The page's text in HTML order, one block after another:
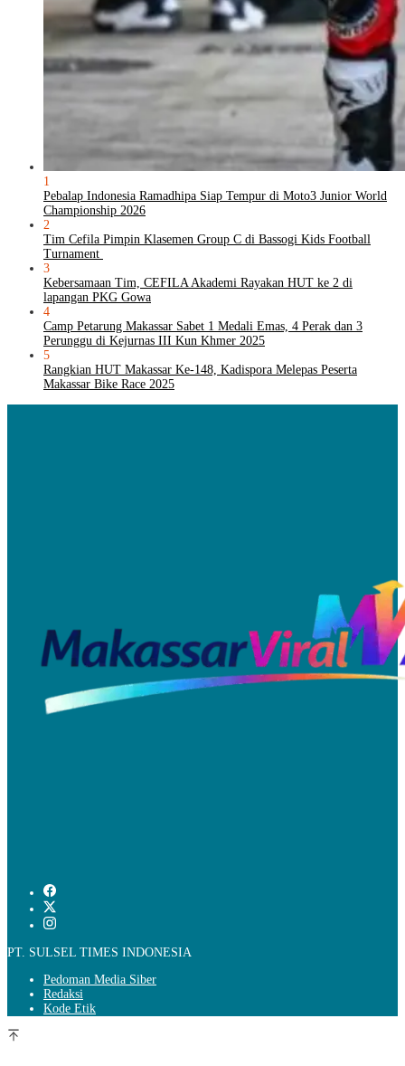
1
Pebalap Indonesia Ramadhipa Siap Tempur di Moto3 Junior World
Championship 2026
2
Tim Cefila Pimpin Klasemen Group C di Bassogi Kids Football
Turnament
3
Kebersamaan Tim, CEFILA Akademi Rayakan HUT ke 2 di
lapangan PKG Gowa
4
Camp Petarung Makassar Sabet 1 Medali Emas, 4 Perak dan 3
Perunggu di Kejurnas III Kun Khmer 2025
5
Rangkian HUT Makassar Ke-148, Kadispora Melepas Peserta
Makassar Bike Race 2025
PT. SULSEL TIMES INDONESIA
Pedoman Media Siber
Redaksi
Kode Etik